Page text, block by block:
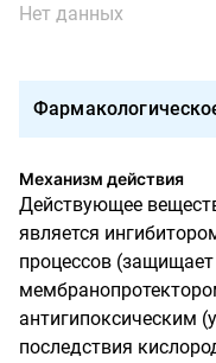
Нет данных
Механизм действия
Действующее
является
процессов
антигипоксическим
последствия